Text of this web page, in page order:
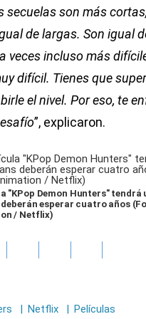
secuelas son más
de largas. Son igual
veces incluso más
difícil. Tienes que
el nivel. Por eso, te
”, explicaron.
"KPop Demon Hunters" tendrá
esperar cuatro años
/ Netflix)
| Netflix | Películas